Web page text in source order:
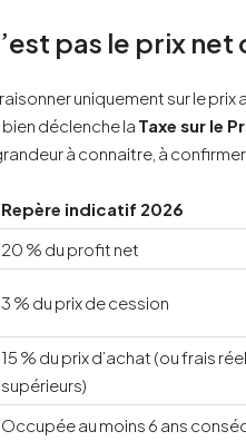
pas le prix
uniquement sur le
bien déclenche la Taxe sur le
à connaitre, à
Repère indicatif 2026
20 % du profit net
3 % du prix de cession
15 % du prix d’achat (ou frais
supérieurs)
Occupée au moins 6 ans